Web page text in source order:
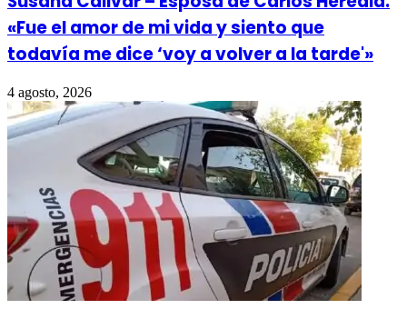
«Fue el amor de mi vida y siento que
todavía me dice ‘voy a volver a la tarde'»
4 agosto, 2026